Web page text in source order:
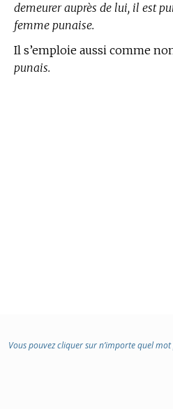
demeurer auprès de lui, il est
femme punaise.
Il s’emploie aussi comme
punais.
Vous pouvez cliquer sur n’importe quel